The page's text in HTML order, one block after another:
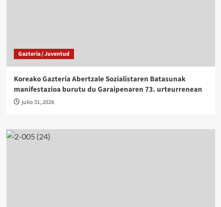
Gazteria / Juventud
Koreako Gazteria Abertzale Sozialistaren Batasunak
manifestazioa burutu du Garaipenaren 73. urteurrenean
julio 31, 2026